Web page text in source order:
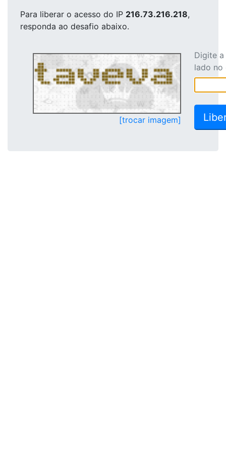
Para liberar o acesso do IP 216.73.216.218,
responda ao desafio abaixo.
[trocar imagem]
Digite
lado no